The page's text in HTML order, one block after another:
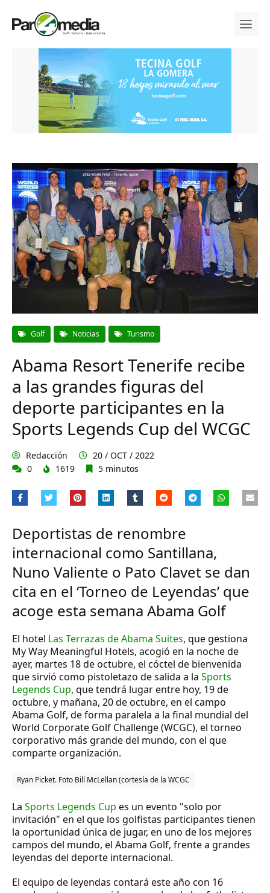
Golf Noticias Turismo
Abama Resort Tenerife recibe
a las grandes figuras del
deporte participantes en la
Sports Legends Cup del WCGC
Redacción
20 / OCT / 2022
0
1619 5 minutos
Deportistas de renombre
internacional como Santillana,
Nuno Valiente o Pato Clavet se dan
cita en el ‘Torneo de Leyendas’ que
acoge esta semana Abama Golf
El hotel Las Terrazas de Abama Suites, que gestiona
My Way Meaningful Hotels, acogió en la noche de
ayer, martes 18 de octubre, el cóctel de bienvenida
que sirvió como pistoletazo de salida a la Sports
Legends Cup, que tendrá lugar entre hoy, 19 de
octubre, y mañana, 20 de octubre, en el campo
Abama Golf, de forma paralela a la final mundial del
World Corporate Golf Challenge (WCGC), el torneo
corporativo más grande del mundo, con el que
comparte organización.
Ryan Picket. Foto Bill McLellan (cortesía de la WCGC
La Sports Legends Cup es un evento "solo por
invitación" en el que los golfistas participantes tienen
la oportunidad única de jugar, en uno de los mejores
campos del mundo, el Abama Golf, frente a grandes
leyendas del deporte internacional.
El equipo de leyendas contará este año con 16